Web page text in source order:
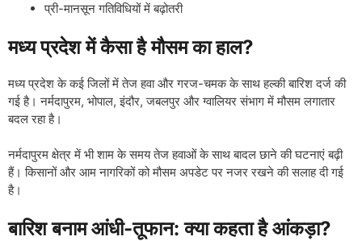
प्री-मानसून गतिविधियों में बढ़ोतरी
मध्य प्रदेश में कैसा है मौसम का हाल?
मध्य प्रदेश के कई जिलों में तेज हवा और गरज-चमक के साथ हल्की बारिश दर्ज की
गई है। नर्मदापुरम, भोपाल, इंदौर, जबलपुर और ग्वालियर संभाग में मौसम लगातार
बदल रहा है।
नर्मदापुरम क्षेत्र में भी शाम के समय तेज हवाओं के साथ बादल छाने की घटनाएं बढ़ी
हैं। किसानों और आम नागरिकों को मौसम अपडेट पर नजर रखने की सलाह दी गई
है।
बारिश बनाम आंधी-तूफान: क्या कहता है आंकड़ा?